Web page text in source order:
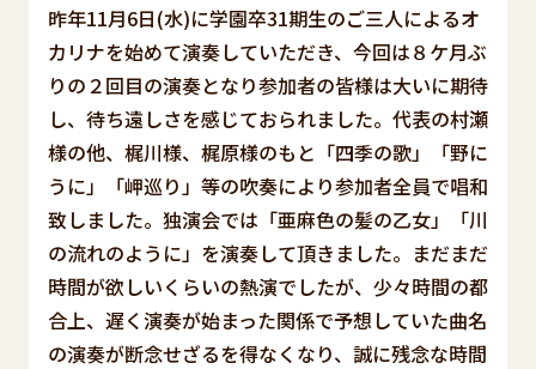
昨年11月6日(水)に学園卒31期生のご三人によるオ
カリナを始めて演奏していただき、今回は８ケ月ぶ
りの２回目の演奏となり参加者の皆様は大いに期待
し、待ち遠しさを感じておられました。代表の村瀬
様の他、梶川様、梶原様のもと「四季の歌」「野に
うに」「岬巡り」等の吹奏により参加者全員で唱和
致しました。独演会では「亜麻色の髪の乙女」「川
の流れのように」を演奏して頂きました。まだまだ
時間が欲しいくらいの熱演でしたが、少々時間の都
合上、遅く演奏が始まった関係で予想していた曲名
の演奏が断念せざるを得なくなり、誠に残念な時間